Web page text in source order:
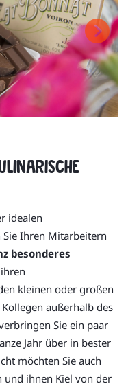
idealen
Sie Ihren Mitarbeitern
besonderes
kleinen oder großen
außerhalb des
Sie ein paar
Jahr über in bester
möchten Sie auch
und ihnen Kiel von der